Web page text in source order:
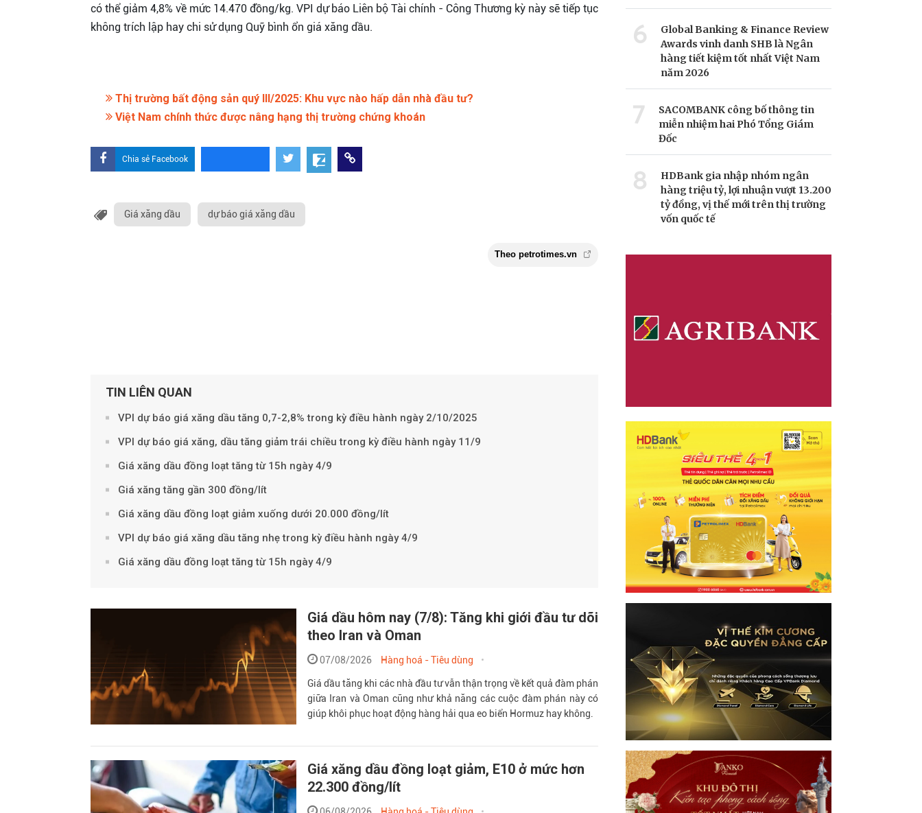
có thể giảm 4,8% về mức 14.470 đồng/kg. VPI dự báo Liên bộ Tài chính - Công Thương kỳ này sẽ tiếp tục
không trích lập hay chi sử dụng Quỹ bình ổn giá xăng dầu.
Thị trường bất động sản quý III/2025: Khu vực nào hấp dẫn nhà đầu tư?
Việt Nam chính thức được nâng hạng thị trường chứng khoán
Chia sẻ Facebook
Giá xăng dầu dự báo giá xăng dầu
TIN LIÊN QUAN
VPI dự báo giá xăng dầu tăng 0,7-2,8% trong kỳ điều hành ngày 2/10/2025
VPI dự báo giá xăng, dầu tăng giảm trái chiều trong kỳ điều hành ngày 11/9
Giá xăng dầu đồng loạt tăng từ 15h ngày 4/9
Giá xăng tăng gần 300 đồng/lít
Giá xăng dầu đồng loạt giảm xuống dưới 20.000 đồng/lít
VPI dự báo giá xăng dầu tăng nhẹ trong kỳ điều hành ngày 4/9
Giá xăng dầu đồng loạt tăng từ 15h ngày 4/9
Giá dầu hôm nay (7/8): Tăng khi giới đầu tư dõi
theo Iran và Oman
07/08/2026 Hàng hoá - Tiêu dùng
Giá dầu tăng khi các nhà đầu tư vẫn thận trọng về kết quả đàm phán
giữa Iran và Oman cũng như khả năng các cuộc đàm phán này có
giúp khôi phục hoạt động hàng hải qua eo biển Hormuz hay không.
Giá xăng dầu đồng loạt giảm, E10 ở mức hơn
22.300 đồng/lít
6
Global Banking & Finance Review
Awards vinh danh SHB là Ngân
hàng tiết kiệm tốt nhất Việt Nam
năm 2026
7
SACOMBANK công bố thông tin
miễn nhiệm hai Phó Tổng Giám
Đốc
8
HDBank gia nhập nhóm ngân
hàng triệu tỷ, lợi nhuận vượt 13.200
tỷ đồng, vị thế mới trên thị trường
vốn quốc tế